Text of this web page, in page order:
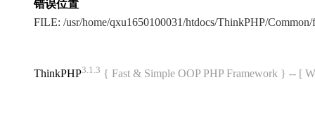
错误位置
FILE: /usr/home/qxu1650100031/htdocs/ThinkPHP/
ThinkPHP3.1.3 { Fast & Simple OOP PHP Framework } -- [